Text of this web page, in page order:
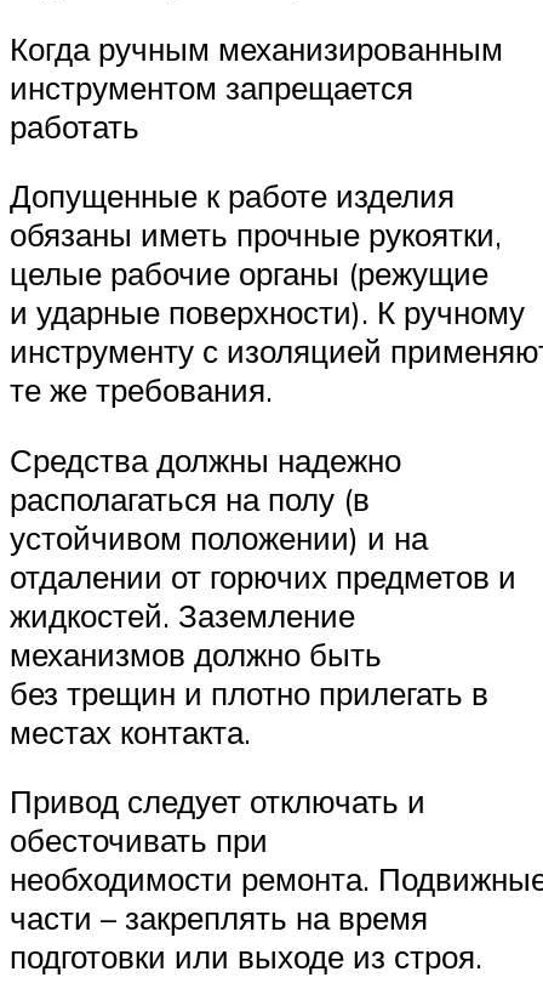
Когда ручным механизированным
инструментом запрещается
работать
Допущенные к работе изделия
обязаны иметь прочные рукоятки,
целые рабочие органы (режущие
и ударные поверхности). К ручному
инструменту с изоляцией
те же требования.
Средства должны надежно
располагаться на полу (в
устойчивом положении) и на
отдалении от горючих предметов и
жидкостей. Заземление
механизмов должно быть
без трещин и плотно прилегать в
местах контакта.
Привод следует отключать и
обесточивать при
необходимости ремонта.
части – закреплять на время
подготовки или выходе из строя.